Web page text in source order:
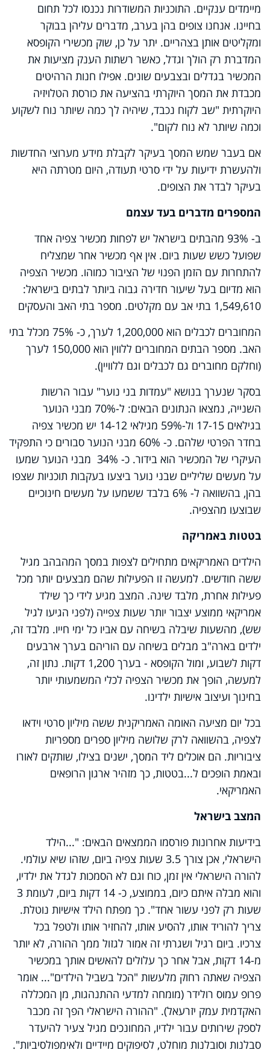
מיימדים ענקיים. התוכניות המשודרות נכנסו לכל תחום
בחיינו. אנחנו צופים בהן בערב, מדברים עליהן בבוקר
ומקליטים אותן בצהריים. יתר על כן, שוק מכשירי הקופסא
המדברת רק הולך וגדל, כאשר רשתות הענק מציעות את
המכשיר בגדלים ובצבעים שונים. אפילו חנות הרהיטים
מכבדת את המסך היוקרתי בהציעה את כורסת הטלויזיה
היוקרתית "שב לקוח נכבד, שיהיה לך כמה שיותר נוח לשקוע
וכמה שיותר לא נוח לקום".
אם בעבר שמש המסך בעיקר לקבלת מידע מערוצי החדשות
ולהעשרת ידיעות על ידי סרטי תעודה, היום מטרתה היא
בעיקר לבדר את הצופים.
המספרים מדברים בעד עצמם
ב- 93% מהבתים בישראל יש לפחות מכשיר צפיה אחד
שפועל כשש שעות ביום. אין אף מכשיר אחר שמצליח
להתחרות עם הזמן הפנוי של הציבור כמוהו. מכשיר הצפיה
הוא מדיום בעל שיעור חדירה גבוה ביותר לבתים בישראל:
1,549,610 בתי אב עם מקלטים. מספר בתי האב והעסקים
המחוברים לכבלים הוא 1,200,000 לערך, כ- 75% מכלל בתי
האב. מספר הבתים המחוברים ללווין הוא 150,000 לערך
(וחלקם מחוברים גם לכבלים וגם ללוויין).
בסקר שנערך בנושא "עמדות בני נוער" עבור הרשות
השנייה, נמצאו הנתונים הבאים: ל-70% מבני הנוער
בגילאים 17-15 ול-59% מגילאי 14-12 יש מכשיר צפיה
בחדר הפרטי שלהם. כ- 60% מבני הנוער סבורים כי התפקיד
העיקרי של המכשיר הוא בידור. כ- 34% מבני הנוער שמעו
על מעשים שליליים שבני נוער ביצעו בעקבות תוכניות שצפו
בהן, בהשוואה ל- 6% בלבד ששמעו על מעשים חינוכיים
שבוצעו מהצפיה.
בטטות באמריקה
הילדים האמריקאים מתחילים לצפות במסך המהבהב מגיל
ששה חודשים. למעשה זו הפעילות שהם מבצעים יותר מכל
פעילות אחרת, מלבד שינה. המצב מגיע לידי כך שילד
אמריקאי ממוצע יצבור יותר שעות צפייה (לפני הגיעו לגיל
שש), מהשעות שיבלה בשיחה עם אביו כל ימי חייו. מלבד זה,
ילדים בארה"ב מבלים בשיחה עם הוריהם בערך ארבעים
דקות לשבוע, ומול הקופסא - בערך 1,200 דקות. נתון זה,
למעשה, הופך את מכשיר הצפיה לכלי המשמעותי יותר
בחינוך ועיצוב אישיות ילדינו.
בכל יום מציעה האומה האמריקנית ששה מיליון סרטי וידאו
לצפיה, בהשוואה לרק שלושה מיליון ספרים מספריות
ציבוריות. הם אוכלים ליד המסך, ישנים בצילו, שותקים לאורו
ובאמת הופכים ל...בטטות, כך מזהיר ארגון הרופאים
האמריקאי.
המצב בישראל
בידיעות אחרונות פורסמו הממצאים הבאים: "...הילד
הישראלי, אכן צורך 3.5 שעות צפיה ביום, שזהו שיא עולמי.
להורה הישראלי אין זמן, כוח וגם לא הסמכות לגדל את ילדיו,
והוא מבלה איתם כיום, בממוצע, כ- 14 דקות ביום, לעומת 3
שעות רק לפני עשור אחד". כך מפתח הילד אישיות נוטלת.
צריך להוריד אותו, להסיע אותו, להחזיר אותו ולטפל בכל
צרכיו. ביום רגיל ושגרתי זה אמור לגזול ממך ההורה, לא יותר
מ-14 דקות, אבל אחר כך עלולים להאשים אותך במכשיר
הצפיה שאתה רחוק מלעשות "הכל בשביל הילדים"... אומר
פרופ עמוס רולידר (מומחה למדעי ההתנהגות, מן המכללה
האקדמית עמק יזרעאל). "ההורה הישראלי הפך זה מכבר
לספק שירותים עבור ילדיו, המחונכים מגיל צעיר להיעדר
סבלנות וסובלנות מוחלט, לסיפוקים מיידיים ולאימפולסיביות".